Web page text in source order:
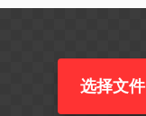
选择文件